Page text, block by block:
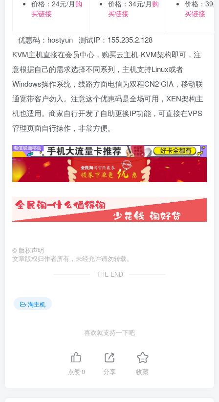
价格：24元/月 购
买链接
价格：34元/月 购
买链接
价格：39
买链接
优惠码：hostyun 测试IP：155.235.2.128
KVM主机直接在会员中心，购买云主机-KVM架构即可，注
意根据自己的需求选择不同系列，主机支持Linux或者
Windows操作系统，线路方面电信为双程CN2 GIA，移动联
通宽带客户勿入。注意这个优惠码是全场可用，XEN架构主
机也适用。商家自行开发了自助更换IP功能，可直接在VPS
管理页面自行操作，非常方便。
© 版权声明
文章版权归作者所有，未经允许请勿转载。
THE END
淘主机
喜欢就支持一下吧
点赞0 分享 收藏